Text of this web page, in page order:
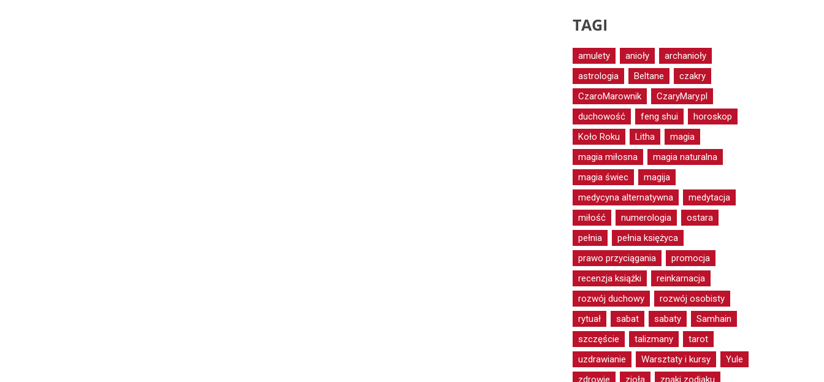
TAGI
amulety anioły
archanioły
astrologia
Beltane
czakry
CzaroMarownik
CzaryMary.pl
duchowość
feng shui
horoskop
Koło Roku
Litha
magia
magia miłosna
magia naturalna
magia świec
magija
medycyna alternatywna
medytacja
miłość
numerologia
ostara
pełnia
pełnia księżyca
prawo przyciągania
promocja
recenzja książki
reinkarnacja
rozwój duchowy
rozwój osobisty
rytuał
sabat sabaty
Samhain
szczęście
talizmany
tarot
uzdrawianie
Warsztaty i kursy
Yule
zdrowie
zioła znaki zodiaku